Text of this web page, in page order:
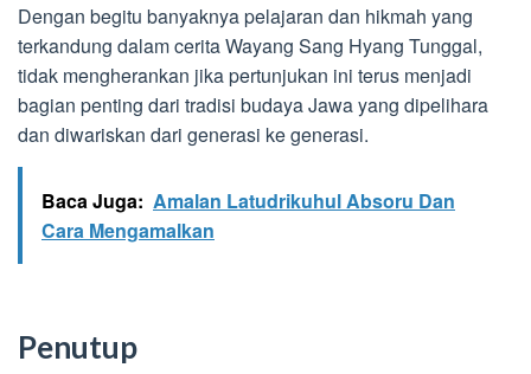
Dengan begitu banyaknya pelajaran dan hikmah yang
terkandung dalam cerita Wayang Sang Hyang Tunggal,
tidak mengherankan jika pertunjukan ini terus menjadi
bagian penting dari tradisi budaya Jawa yang dipelihara
dan diwariskan dari generasi ke generasi.
Baca Juga: Amalan Latudrikuhul Absoru Dan
Cara Mengamalkan
Penutup